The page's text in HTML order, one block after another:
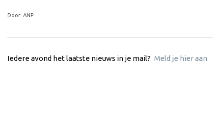
Door: ANP
Iedere avond het laatste nieuws in je mail? Meld je hier aan